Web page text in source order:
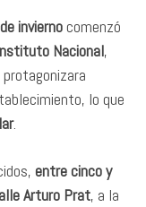
inviernocomenzó
Nacional,
protagonizara
lo que
.
entre cinco y
Arturo Prat, a la